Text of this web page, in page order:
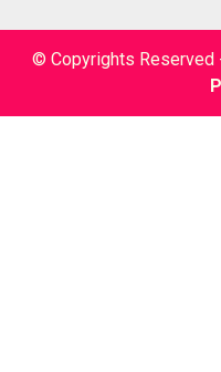
© Copyrights Reserved